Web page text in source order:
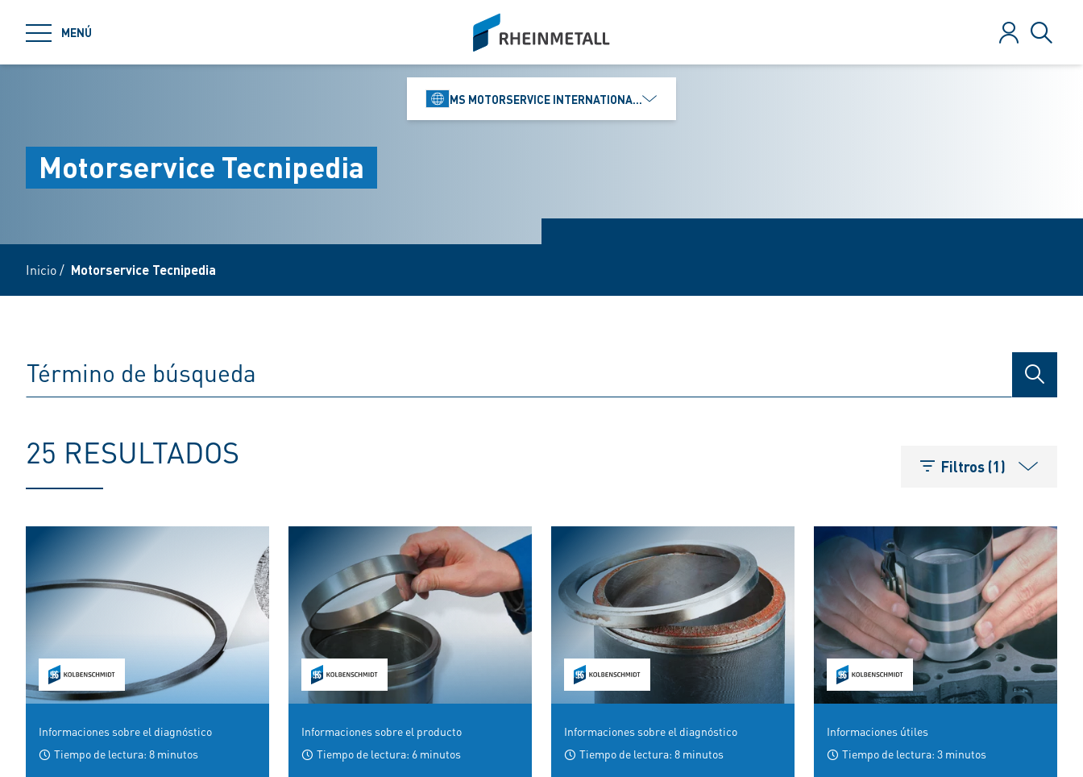
MENÚ
siteLogo
Iniciar sesión
MS MOTORSERVICE INTERNATIONAL GMBH
Motorservice Tecnipedia
Inicio/ Motorservice Tecnipedia
25 RESULTADOS Filtros (1)
Informaciones sobre el diagnóstico
Tiempo de lectura: 8 minutos
Informaciones sobre el producto
Tiempo de lectura: 6 minutos
Informaciones sobre el diagnóstico
Tiempo de lectura: 8 minutos
Informaciones útiles
Tiempo de lectura: 3 minutos